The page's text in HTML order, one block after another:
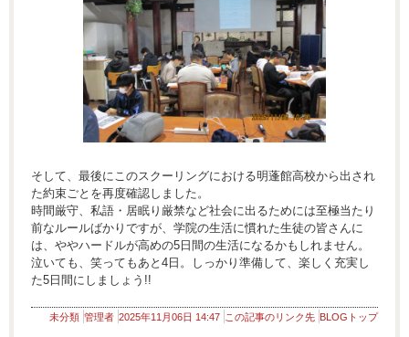
そして、最後にこのスクーリングにおける明蓬館高校から出され
た約束ごとを再度確認しました。
時間厳守、私語・居眠り厳禁など社会に出るためには至極当たり
前なルールばかりですが、学院の生活に慣れた生徒の皆さんに
は、ややハードルが高めの5日間の生活になるかもしれません。
泣いても、笑ってもあと4日。しっかり準備して、楽しく充実し
た5日間にしましょう!!
未分類 管理者 2025年11月06日 14:47 この記事のリンク先 BLOGトップ